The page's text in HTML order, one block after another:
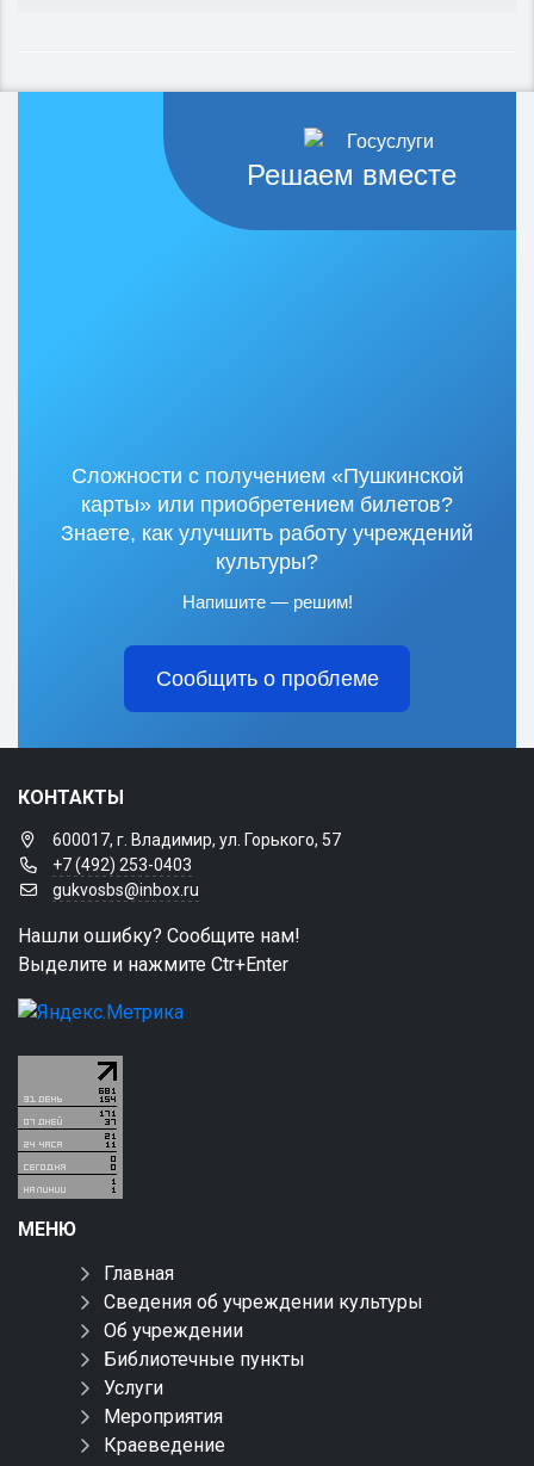
Решаем вместе
Сложности с получением «Пушкинской
карты» или приобретением билетов?
Знаете, как улучшить работу учреждений
культуры?
Напишите — решим!
Сообщить о проблеме
КОНТАКТЫ
600017, г. Владимир, ул. Горького, 57
+7 (492) 253-0403
gukvosbs@inbox.ru
Нашли ошибку? Сообщите нам!
Выделите и нажмите Ctr+Enter
МЕНЮ
Главная
Сведения об учреждении культуры
Об учреждении
Библиотечные пункты
Услуги
Мероприятия
Краеведение